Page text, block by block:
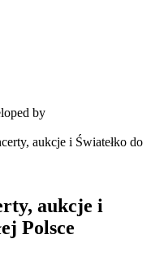
by
aukcje i Światełko do
aukcje i
Polsce